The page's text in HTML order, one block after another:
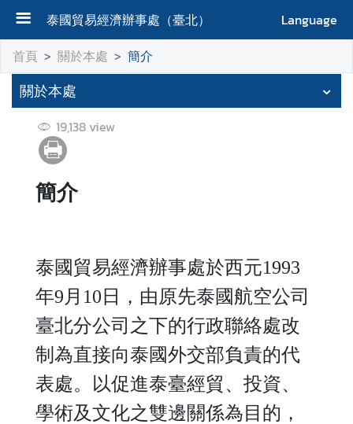
泰國貿易經濟辦事處（臺北）
Language
首
頁
關
於
本
處
活
動
泰
國
旅
遊
首頁 關於本處 簡介
關於本處
19,138 view
簡介
泰國貿易經濟辦事處於西元1993
年9月10日，由原先泰國航空公司
臺北分公司之下的行政聯絡處改
制為直接向泰國外交部負責的代
表處。以促進泰臺經貿、投資、
學術及文化之雙邊關係為目的，